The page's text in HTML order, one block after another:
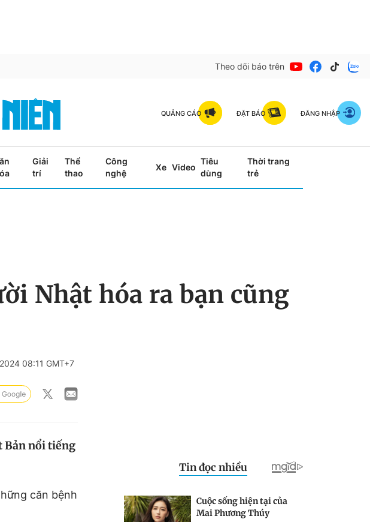
Theo dõi báo trên
QUẢNG CÁO ĐẶT BÁO ĐĂNG NHẬP
Giải
trí
Thể
thao
Công
nghệ
Xe Video
Tiêu
dùng
Thời trang
trẻ
Nhật hóa ra bạn cũng
08:11 GMT+7
Bản nổi tiếng
căn bệnh